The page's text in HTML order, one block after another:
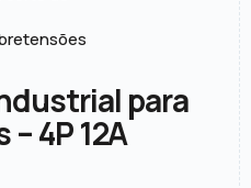
para
4P 12A